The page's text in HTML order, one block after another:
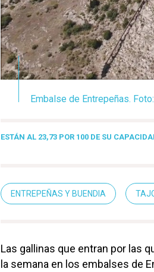
Embalse de Entrepeñas.
ESTÁN AL 23,73 POR 100 DE SU
ENTREPEÑAS Y BUENDIA
Las gallinas que entran por las
la semana en los embalses de